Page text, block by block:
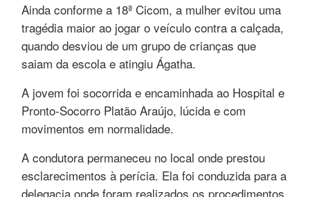
Ainda conforme a 18ª Cicom, a mulher evitou uma
tragédia maior ao jogar o veículo contra a calçada,
quando desviou de um grupo de crianças que
saiam da escola e atingiu Ágatha.
A jovem foi socorrida e encaminhada ao Hospital e
Pronto-Socorro Platão Araújo, lúcida e com
movimentos em normalidade.
A condutora permaneceu no local onde prestou
esclarecimentos à perícia. Ela foi conduzida para a
delegacia onde foram realizados os procedimentos